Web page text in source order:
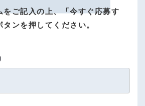
をご記入の上、「今すぐ応募す
タンを押してください。